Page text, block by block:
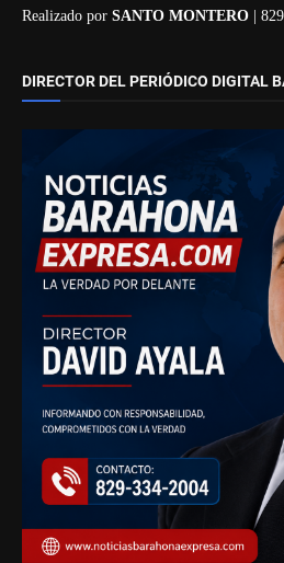
Realizado por SANTO MONTERO |
DIRECTOR DEL PERIÓDICO DIGITAL